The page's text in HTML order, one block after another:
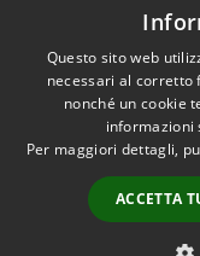
Dichiarazione di
Accessibilità
Questo sito web
necessari al corretto
nonché un cookie
informazioni
Per maggiori dettagli,
ACCETTA